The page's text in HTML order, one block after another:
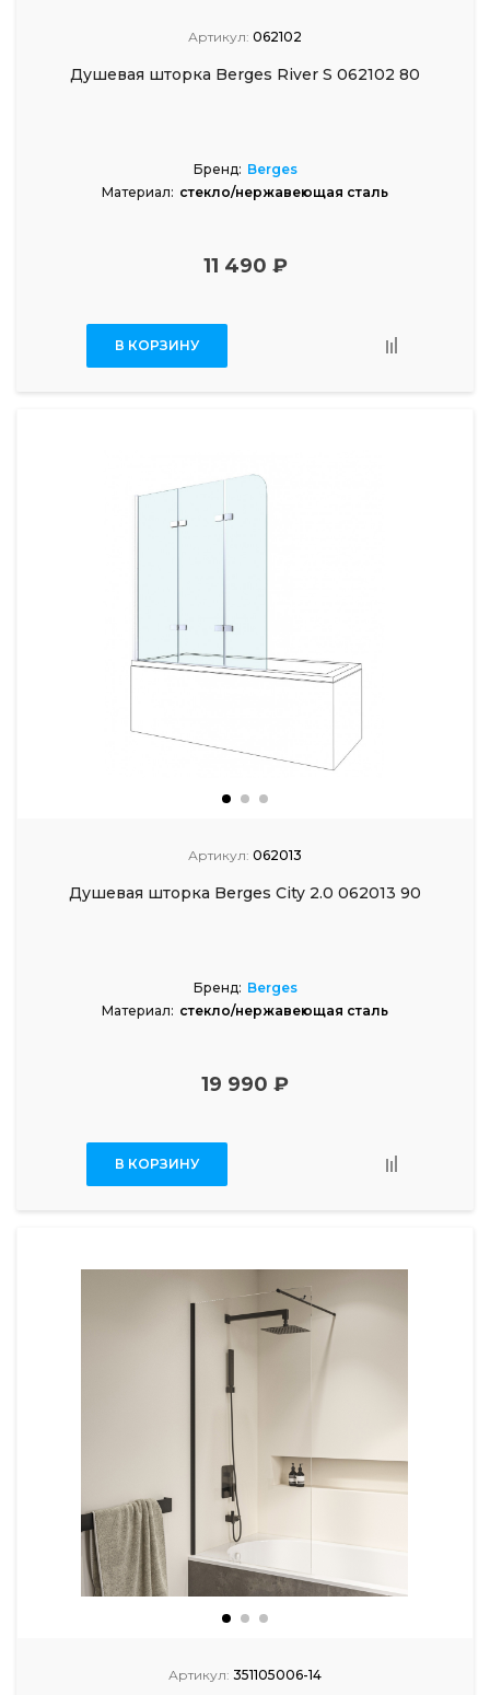
Артикул: 062102
Душевая шторка Berges River S 062102 80
Бренд: Berges
Материал: стекло/нержавеющая сталь
11 490 ₽
В КОРЗИНУ
Артикул: 062013
Душевая шторка Berges City 2.0 062013 90
Бренд: Berges
Материал: стекло/нержавеющая сталь
19 990 ₽
В КОРЗИНУ
Артикул: 351105006-14